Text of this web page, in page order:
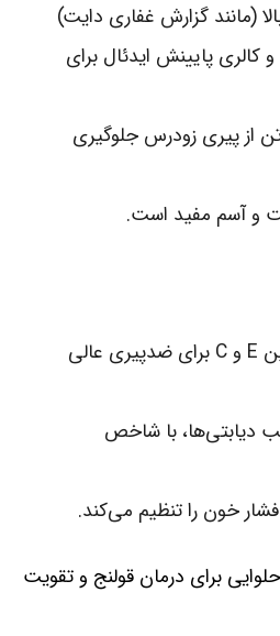
(مانند گزارش غفاری دایت)
پایینش ایدئال برای
از پیری زودرس جلوگیری
و آسم مفید است.
: ویتامین E و C برای ضدپیری عالی
دیابتی‌ها، با شاخص
خون را تنظیم می‌کند.
برای درمان قولنج و تقویت